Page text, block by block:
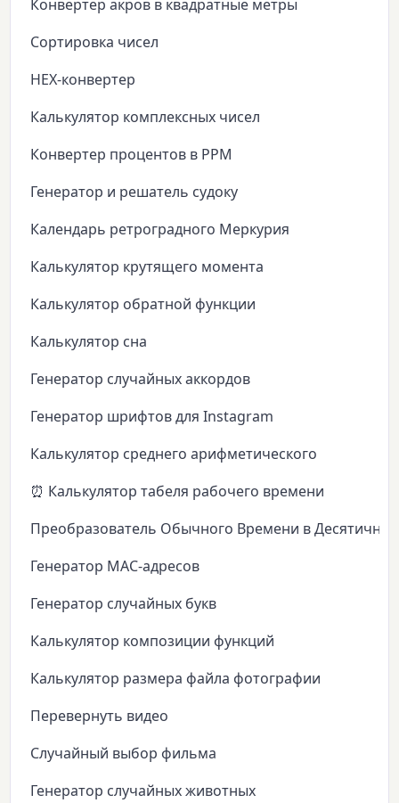
Конвертер акров в квадратные метры
Сортировка чисел
HEX-конвертер
Калькулятор комплексных чисел
Конвертер процентов в PPM
Генератор и решатель судоку
Календарь ретроградного Меркурия
Калькулятор крутящего момента
Калькулятор обратной функции
Калькулятор сна
Генератор случайных аккордов
Генератор шрифтов для Instagram
Калькулятор среднего арифметического
⏰ Калькулятор табеля рабочего времени
Преобразователь Обычного Времени в
Генератор MAC-адресов
Генератор случайных букв
Калькулятор композиции функций
Калькулятор размера файла фотографии
Перевернуть видео
Случайный выбор фильма
Генератор случайных животных